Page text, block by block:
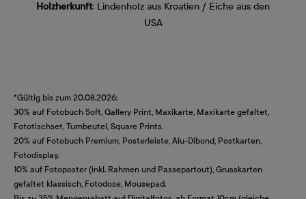
Holzherkunft: Lindenholz aus Kroatien / Eiche aus den
USA
*Gültig bis zum 20.08.2026:
30% auf Fotobuch Soft, Gallery Print, Maxikarte, Maxikarte gefaltet,
Fototischset, Turnbeutel, Square Prints.
20% auf Fotobuch Premium, Posterleiste, Alu-Dibond, Postkarten,
Fotodisplay.
10% auf Fotoposter (inkl. Rahmen und Passepartout), Grusskarten
gefaltet klassisch, Fotodose, Mousepad.